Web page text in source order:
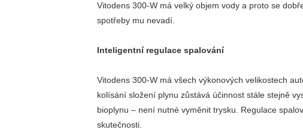
Vitodens 300-W má velký objem vody a proto se
spotřeby mu nevadí.
Inteligentní regulace spalování
Vitodens 300-W má všech výkonových velikostech
kolísání složení plynu zůstává účinnost stále stejně
bioplynu – není nutné vyměnit trysku. Regulace
skutečnosti.